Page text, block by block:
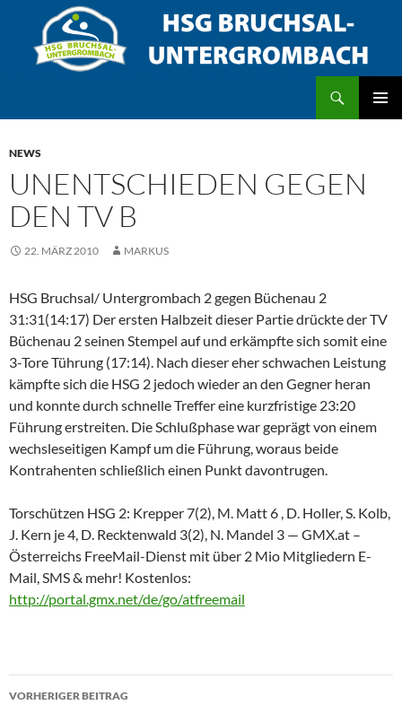
springen
NEWS
UNENTSCHIEDEN GEGEN
DEN TV B
22. MÄRZ 2010 MARKUS
HSG Bruchsal/ Untergrombach 2 gegen Büchenau 2
31:31(14:17) Der ersten Halbzeit dieser Partie drückte der TV
Büchenau 2 seinen Stempel auf und erkämpfte sich somit eine
3-Tore Tührung (17:14). Nach dieser eher schwachen Leistung
kämpfte sich die HSG 2 jedoch wieder an den Gegner heran
und konnte durch schnelle Treffer eine kurzfristige 23:20
Führung erstreiten. Die Schlußphase war geprägt von einem
wechsleseitigen Kampf um die Führung, woraus beide
Kontrahenten schließlich einen Punkt davontrugen.
Torschützen HSG 2: Krepper 7(2), M. Matt 6 , D. Holler, S. Kolb,
J. Kern je 4, D. Recktenwald 3(2), N. Mandel 3 — GMX.at –
Österreichs FreeMail-Dienst mit über 2 Mio Mitgliedern E-
Mail, SMS & mehr! Kostenlos:
http://portal.gmx.net/de/go/atfreemail
Beitragsnavigation
VORHERIGER BEITRAG